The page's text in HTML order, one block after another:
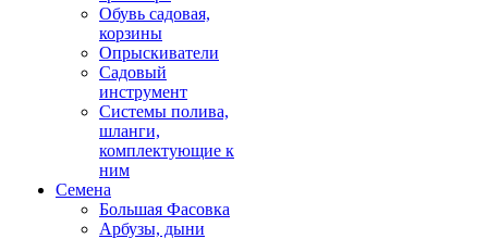
Обувь садовая,
корзины
Опрыскиватели
Садовый
инструмент
Системы полива,
шланги,
комплектующие к
ним
Семена
Большая Фасовка
Арбузы, дыни